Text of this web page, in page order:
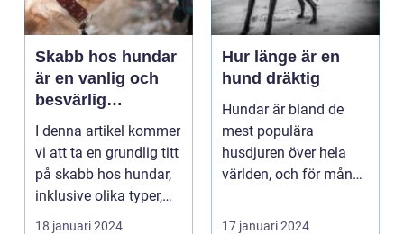
Skabb hos hundar
är en vanlig och
besvärlig
hudsjukdom som
orsakas av
parasiter kända
som skabbkvalster
I denna artikel kommer
vi att ta en grundlig titt
på skabb hos hundar,
inklusive olika typer,
föreko...
18 januari 2024
Hur länge är en
hund dräktig
Hundar är bland de
mest populära
husdjuren över hela
världen, och för många
spännan...
17 januari 2024